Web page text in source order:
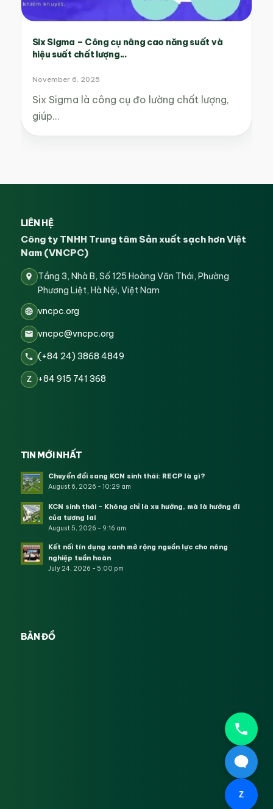
Six Sigma – Công cụ nâng cao năng suất và
hiệu suất chất lượng...
November 6, 2025
Six Sigma là công cụ đo lường chất lượng,
giúp…
LIÊN HỆ
Công ty TNHH Trung tâm Sản xuất sạch hơn Việt
Nam (VNCPC)
Tầng 3, Nhà B, Số 125 Hoàng Văn Thái, Phường
Phương Liệt, Hà Nội, Việt Nam
vncpc.org
vncpc@vncpc.org
(+84 24) 3868 4849
Z +84 915 741 368
TIN MỚI NHẤT
Chuyển đổi sang KCN sinh thái: RECP là gì?
August 6, 2026 - 10:29 am
KCN sinh thái – Không chỉ là xu hướng, mà là hướng đi
của tương lai
August 5, 2026 - 9:16 am
Kết nối tín dụng xanh mở rộng nguồn lực cho nông
nghiệp tuần hoàn
July 24, 2026 - 5:00 pm
BẢN ĐỒ
Z